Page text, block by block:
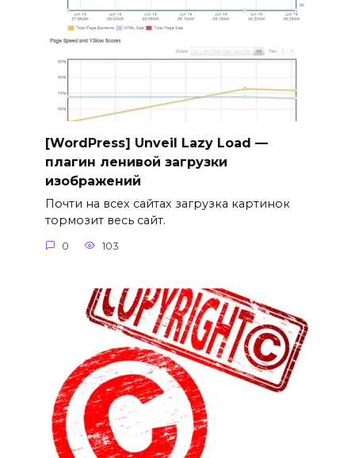
[WordPress] Unveil Lazy Load —
плагин ленивой загрузки
изображений
Почти на всех сайтах загрузка картинок
тормозит весь сайт.
0 103